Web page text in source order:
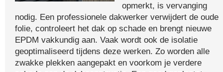
opmerkt, is vervanging
nodig. Een professionele dakwerker verwijdert de oude
folie, controleert het dak op schade en brengt nieuwe
EPDM vakkundig aan. Vaak wordt ook de isolatie
geoptimaliseerd tijdens deze werken. Zo worden alle
zwakke plekken aangepakt en voorkom je verdere